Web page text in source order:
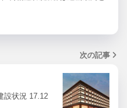
次の記事
設状況 17.12